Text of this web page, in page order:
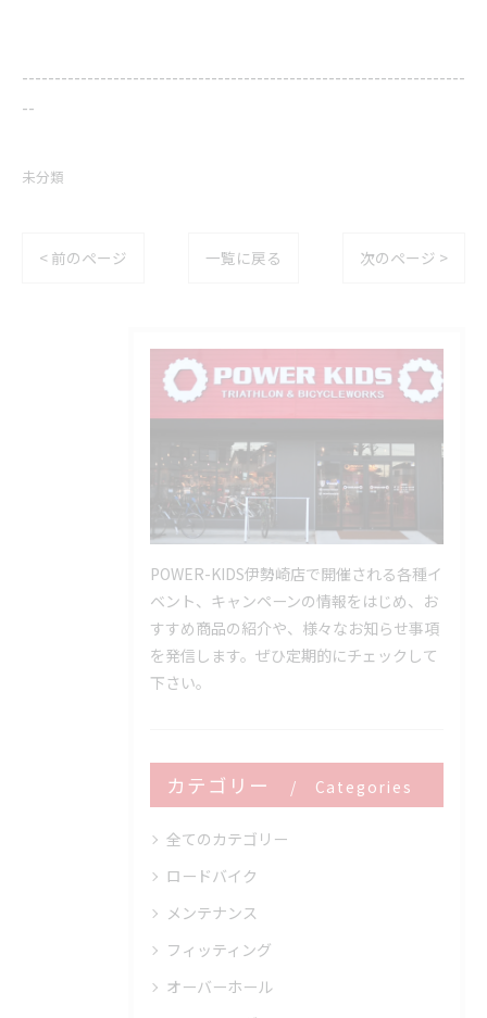
--------------------------------------------------------------------
--
未分類
< 前のページ 一覧に戻る 次のページ >
POWER-KIDS伊勢崎店で開催される各種イ
ベント、キャンペーンの情報をはじめ、お
すすめ商品の紹介や、様々なお知らせ事項
を発信します。ぜひ定期的にチェックして
下さい。
カテゴリー Categories
全てのカテゴリー
ロードバイク
メンテナンス
フィッティング
オーバーホール